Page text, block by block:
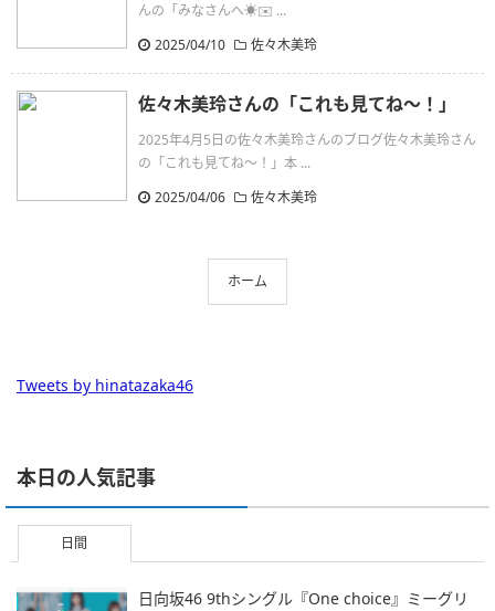
んの「みなさんへ☀️✉️ ...
2025/04/10
佐々木美玲
佐々木美玲さんの「これも見てね〜！」
2025年4月5日の佐々木美玲さんのブログ佐々木美玲さん
の「これも見てね〜！」本 ...
2025/04/06
佐々木美玲
ホーム
Tweets by hinatazaka46
本日の人気記事
日間
日向坂46 9thシングル『One choice』ミーグリ